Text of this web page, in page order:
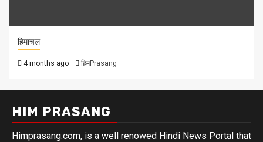
हिमाचल
4 months ago हिमPrasang
HIM PRASANG
Himprasang.com, is a well renowed Hindi News Portal that